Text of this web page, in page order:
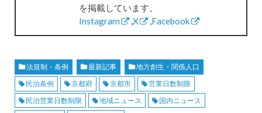
を掲載しています。
Instagram
,X ,Facebook
法規制・条例 最新記事
地方創生・関係人口
民泊条例
京都府 京都市
営業日数制限
民泊営業日数制限
地域ニュース
国内ニュース